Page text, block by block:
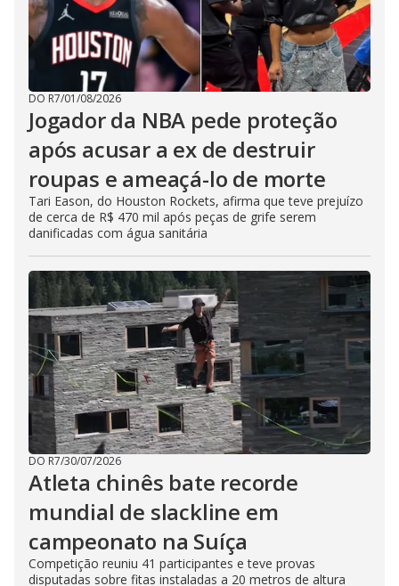
DO R7/01/08/2026
Jogador da NBA pede proteção
após acusar a ex de destruir
roupas e ameaçá-lo de morte
Tari Eason, do Houston Rockets, afirma que teve prejuízo
de cerca de R$ 470 mil após peças de grife serem
danificadas com água sanitária
DO R7/30/07/2026
Atleta chinês bate recorde
mundial de slackline em
campeonato na Suíça
Competição reuniu 41 participantes e teve provas
disputadas sobre fitas instaladas a 20 metros de altura